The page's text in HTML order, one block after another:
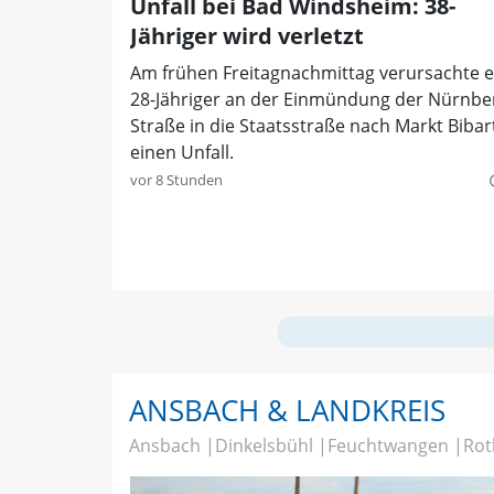
Unfall bei Bad Windsheim: 38-
Jähriger wird verletzt
Am frühen Freitagnachmittag verursachte
28-Jähriger an der Einmündung der
Straße in die Staatsstraße nach Markt
einen Unfall.
vor 8 Stunden
ANSBACH & LANDKREIS
Ansbach Dinkelsbühl Feuchtwangen